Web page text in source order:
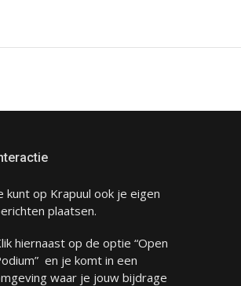
kunt op Krapuul ook je eigen
plaatsen.
hiernaast op de optie “Open
en je komt in een
waar je jouw bijdrage